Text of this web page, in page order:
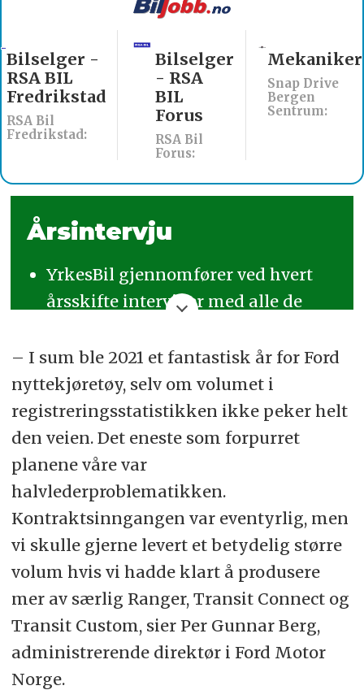
RSA Bil
Fredrikstad:
Bilselger -
RSA BIL
Fredrikstad
RSA Bil
Forus:
Bilselger
- RSA
BIL
Forus
Snap Drive
Bergen
Sentrum:
Mekaniker
Årsintervju
YrkesBil gjennomfører ved hvert
årsskifte intervjuer med alle de
i Norge.
Alle intervjuene med lastebil- og
varebilimportørene ble først
publisert samlet i bladet YrkesBil
nr. 1 i januar.
Senere publiseres noen av
intervjuene på YrkesBil.no
enkeltvis.
Du finner dem her.
Denne gangen: Ford Motor Norge
AS.
– I sum ble 2021 et fantastisk år for Ford
nyttekjøretøy, selv om volumet i
registreringsstatistikken ikke peker helt
den veien. Det eneste som forpurret
planene våre var
halvlederproblematikken.
Kontraktsinngangen var eventyrlig, men
vi skulle gjerne levert et betydelig større
volum hvis vi hadde klart å produsere
mer av særlig Ranger, Transit Connect og
Transit Custom, sier Per Gunnar Berg,
administrerende direktør i Ford Motor
Norge.